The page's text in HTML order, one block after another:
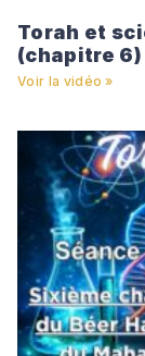
Torah et
(chapitre 6)
Voir la vidéo »